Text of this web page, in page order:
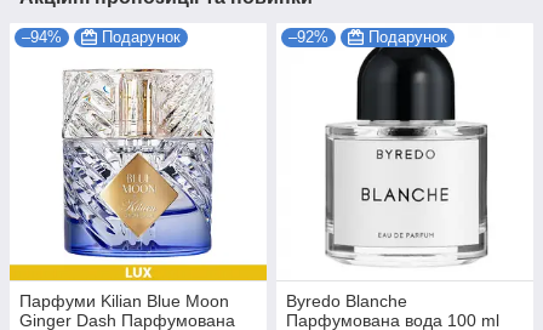
–94% Подарунок
Парфуми Kilian Blue Moon
Ginger Dash Парфумована
–92% Подарунок
Byredo Blanche
Парфумована вода 100 ml